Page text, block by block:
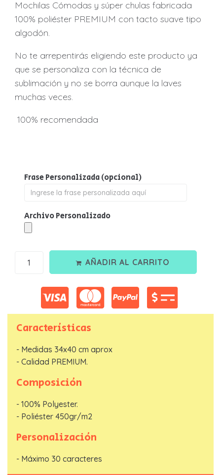
Mochilas Cómodas y súper chulas fabricada
100% poliéster PREMIUM con tacto suave tipo
algodón.
No te arrepentirás eligiendo este producto ya
que se personaliza con la técnica de
sublimación y no se borra aunque la laves
muchas veces.
100% recomendada
Frase Personalizada(opcional)
Archivo Personalizado
AÑADIR AL CARRITO
Características
- Medidas 34x40 cm aprox
- Calidad PREMIUM.
Composición
- 100% Polyester.
- Poliéster 450gr/m2
Personalización
- Máximo 30 caracteres
Nombre
Telefono*